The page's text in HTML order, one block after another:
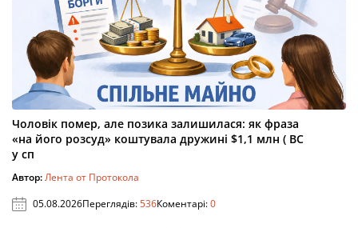
Чоловік помер, але позика залишилася: як фраза
«на його розсуд» коштувала дружині $1,1 млн ( ВС
у сп
Автор:Лента от Протокола
05.08.2026Переглядів:536Коментарі:0